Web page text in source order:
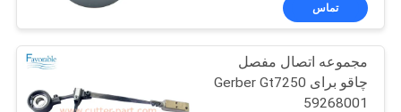
تماس
مجموعه اتصال مفصل
چاقو برای Gerber Gt7250
59268001